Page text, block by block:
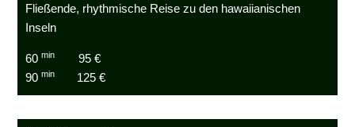
Fließende, rhythmische Reise zu den hawaiianischen
Inseln
60min
95 €
90min 125 €